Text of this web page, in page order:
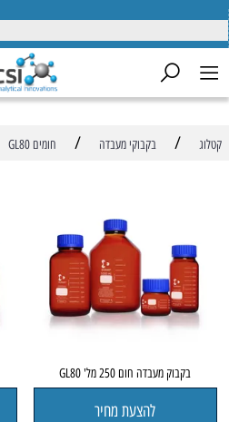
קטלוג / בקבוקי מעבדה / חומים GL80
בקבוק מעבדה חום 250 מל' GL80
להצעת מחיר